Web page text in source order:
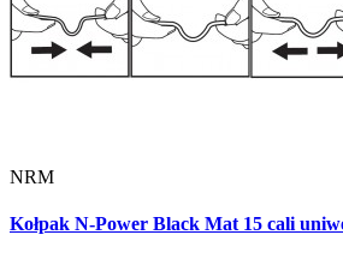
NRM
Kołpak N-Power Black Mat 15 cali